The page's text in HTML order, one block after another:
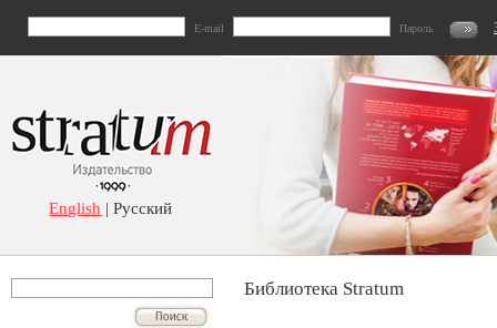
E-mail Пароль
English | Русский
Библиотека Stratum